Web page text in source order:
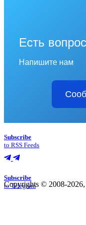
Есть
Напишите нам
Subscribe
to RSS Feeds
Subscribe
to Telegram
Copyrights © 2008-